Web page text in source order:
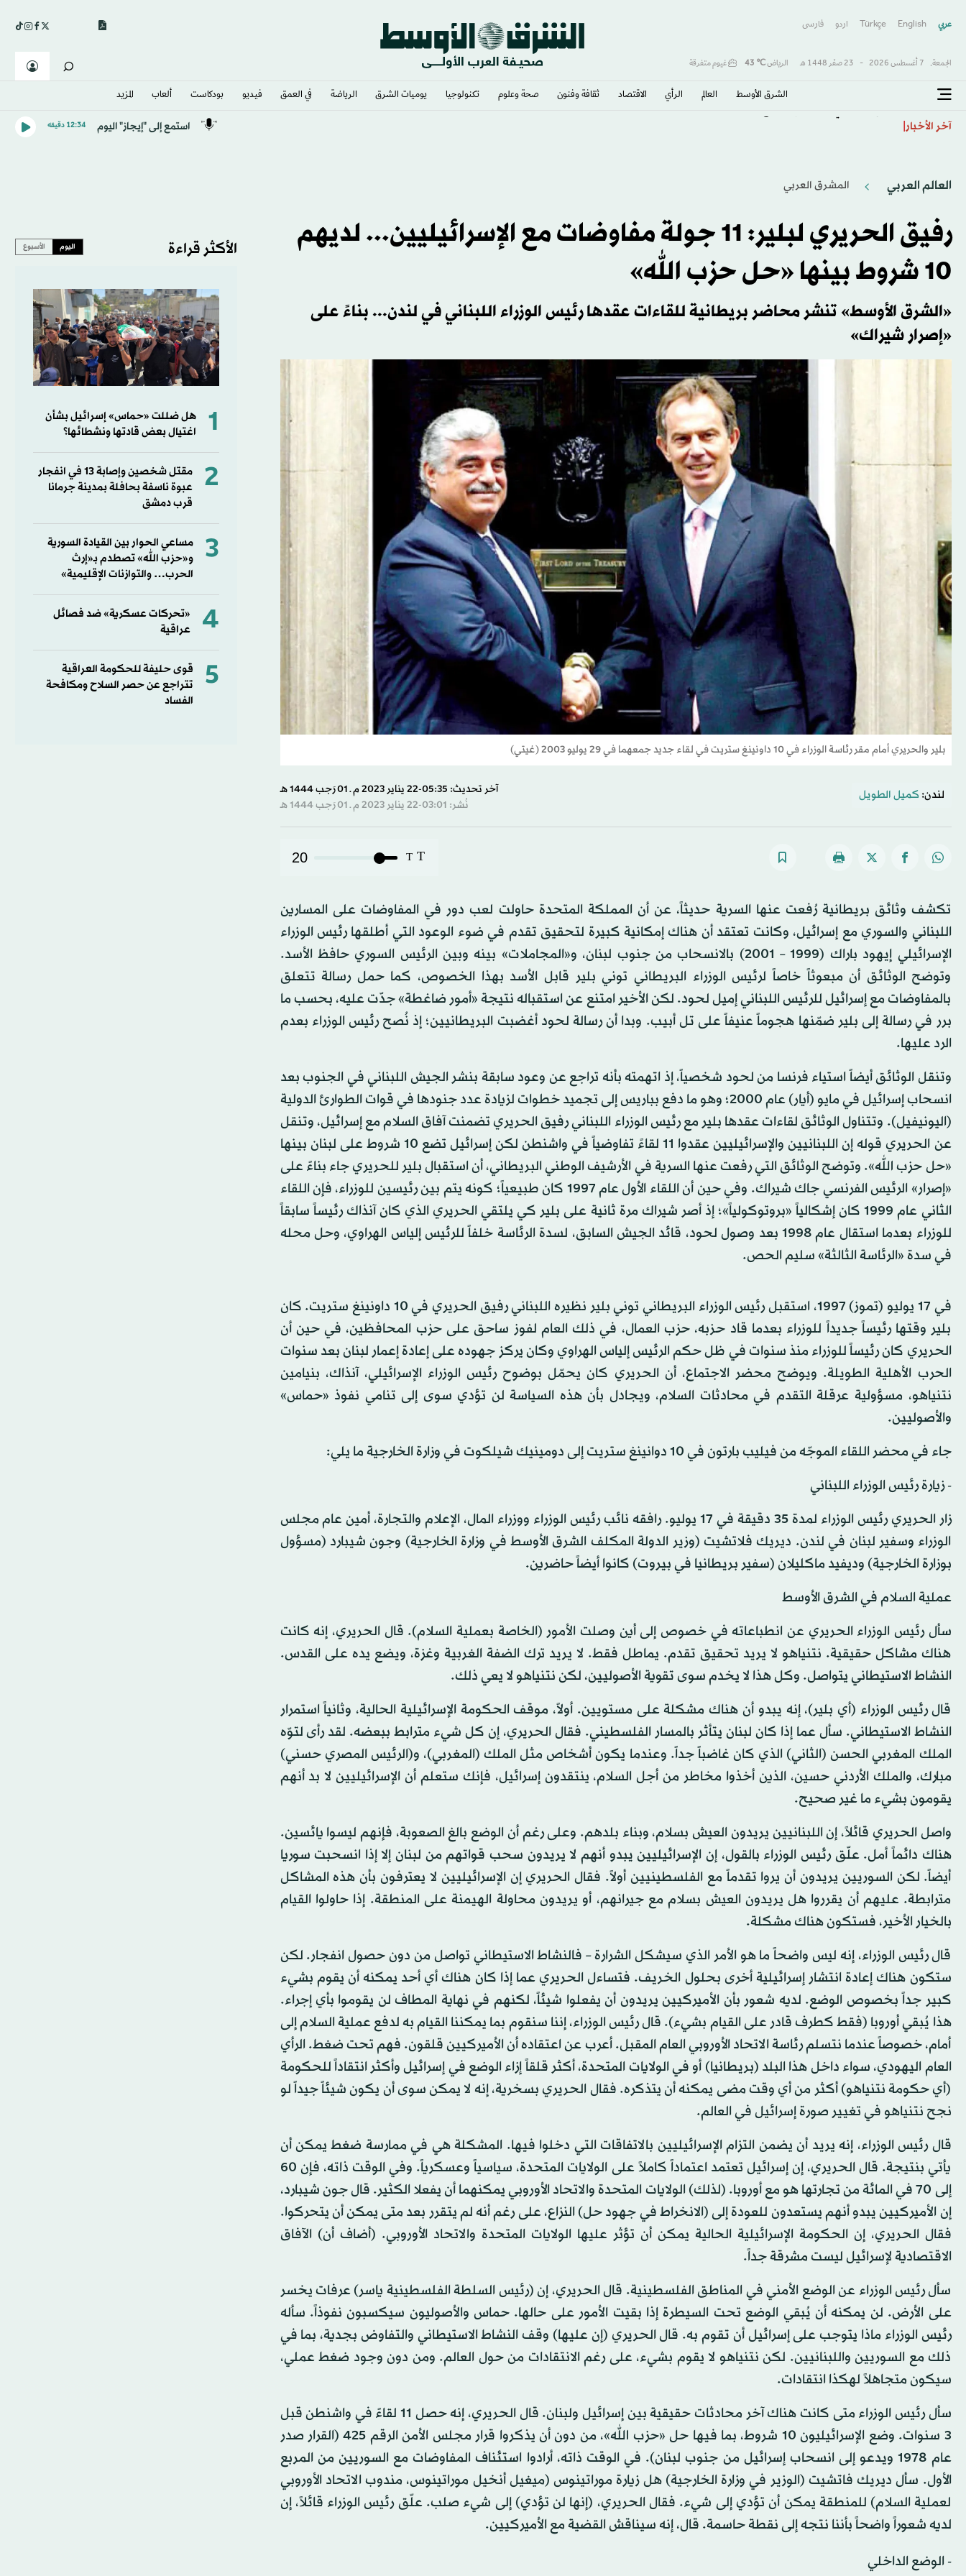
عربي English
Türkçe اردو فارسى
الجمعة, 7 أغسطس 2026 - 23 صفَر 1448 هـ الرياض℃
43 غيوم متفرقة
الشرق الأوسط​ العالم الرأي الاقتصاد ثقافة وفنون صحة وعلوم تكنولوجيا يوميات الشرق​ الرياضة في العمق فيديو بودكاست ألعاب المزيد
آخر الأخبار استمع إلى "إيجاز" اليوم 12:34 دقيقه
العالم العربي المشرق العربي
رفيق الحريري لبلير: 11 جولة مفاوضات مع الإسرائيليين... لديهم
10 شروط بينها «حل حزب الله»
«الشرق الأوسط» تنشر محاضر بريطانية للقاءات عقدها رئيس الوزراء اللبناني في لندن... بناءً على
«إصرار شيراك»
بلير والحريري أمام مقر رئاسة الوزراء في 10 داونينغ ستريت في لقاء جديد جمعهما في 29 يوليو 2003 (غيتي)
لندن: كميل الطويل
آخر تحديث: 05:35-22 يناير 2023 م ـ 01 رَجب 1444 هـ
نُشر: 03:01-22 يناير 2023 م ـ 01 رَجب 1444 هـ
T
T
20
تكشف وثائق بريطانية رُفعت عنها السرية حديثاً، عن أن المملكة المتحدة حاولت لعب دور في المفاوضات على المسارين
اللبناني والسوري مع إسرائيل، وكانت تعتقد أن هناك إمكانية كبيرة لتحقيق تقدم في ضوء الوعود التي أطلقها رئيس الوزراء
الإسرائيلي إيهود باراك (1999 – 2001) بالانسحاب من جنوب لبنان، و«المجاملات» بينه وبين الرئيس السوري حافظ الأسد.
وتوضح الوثائق أن مبعوثاً خاصاً لرئيس الوزراء البريطاني توني بلير قابل الأسد بهذا الخصوص، كما حمل رسالة تتعلق
بالمفاوضات مع إسرائيل للرئيس اللبناني إميل لحود. لكن الأخير امتنع عن استقباله نتيجة «أمور ضاغطة» جدّت عليه، بحسب ما
برر في رسالة إلى بلير ضمّنها هجوماً عنيفاً على تل أبيب. وبدا أن رسالة لحود أغضبت البريطانيين؛ إذ نُصح رئيس الوزراء بعدم
الرد عليها.
وتنقل الوثائق أيضاً استياء فرنسا من لحود شخصياً، إذ اتهمته بأنه تراجع عن وعود سابقة بنشر الجيش اللبناني في الجنوب بعد
انسحاب إسرائيل في مايو (أيار) عام 2000؛ وهو ما دفع بباريس إلى تجميد خطوات لزيادة عدد جنودها في قوات الطوارئ الدولية
(اليونيفيل). وتتناول الوثائق لقاءات عقدها بلير مع رئيس الوزراء اللبناني رفيق الحريري تضمنت آفاق السلام مع إسرائيل، وتنقل
عن الحريري قوله إن اللبنانيين والإسرائيليين عقدوا 11 لقاءً تفاوضياً في واشنطن لكن إسرائيل تضع 10 شروط على لبنان بينها
«حل حزب الله». وتوضح الوثائق التي رفعت عنها السرية في الأرشيف الوطني البريطاني، أن استقبال بلير للحريري جاء بناءً على
«إصرار» الرئيس الفرنسي جاك شيراك. وفي حين أن اللقاء الأول عام 1997 كان طبيعياً؛ كونه يتم بين رئيسين للوزراء، فإن اللقاء
الثاني عام 1999 كان إشكالياً «بروتوكولياً»؛ إذ أصر شيراك مرة ثانية على بلير كي يلتقي الحريري الذي كان آنذاك رئيساً سابقاً
للوزراء بعدما استقال عام 1998 بعد وصول لحود، قائد الجيش السابق، لسدة الرئاسة خلفاً للرئيس إلياس الهراوي، وحل محله
في سدة «الرئاسة الثالثة» سليم الحص.
في 17 يوليو (تموز) 1997، استقبل رئيس الوزراء البريطاني توني بلير نظيره اللبناني رفيق الحريري في 10 داونينغ ستريت. كان
بلير وقتها رئيساً جديداً للوزراء بعدما قاد حزبه، حزب العمال، في ذلك العام لفوز ساحق على حزب المحافظين، في حين أن
الحريري كان رئيساً للوزراء منذ سنوات في ظل حكم الرئيس إلياس الهراوي وكان يركز جهوده على إعادة إعمار لبنان بعد سنوات
الحرب الأهلية الطويلة. ويوضح محضر الاجتماع، أن الحريري كان يحمّل بوضوح رئيس الوزراء الإسرائيلي، آنذاك، بنيامين
نتنياهو، مسؤولية عرقلة التقدم في محادثات السلام، ويجادل بأن هذه السياسة لن تؤدي سوى إلى تنامي نفوذ «حماس»
والأصوليين.
جاء في محضر اللقاء الموجّه من فيليب بارتون في 10 دوانينغ ستريت إلى دومينيك شيلكوت في وزارة الخارجية ما يلي:
- زيارة رئيس الوزراء اللبناني
زار الحريري رئيس الوزراء لمدة 35 دقيقة في 17 يوليو. رافقه نائب رئيس الوزراء ووزراء المال، الإعلام والتجارة، أمين عام مجلس
الوزراء وسفير لبنان في لندن. ديريك فلاتشيت (وزير الدولة المكلف الشرق الأوسط في وزارة الخارجية) وجون شيبارد (مسؤول
بوزارة الخارجية) وديفيد ماكليلان (سفير بريطانيا في بيروت) كانوا أيضاً حاضرين.
عملية السلام في الشرق الأوسط
سأل رئيس الوزراء الحريري عن انطباعاته في خصوص إلى أين وصلت الأمور (الخاصة بعملية السلام). قال الحريري، إنه كانت
هناك مشاكل حقيقية. نتنياهو لا يريد تحقيق تقدم. يماطل فقط. لا يريد ترك الضفة الغربية وغزة، ويضع يده على القدس.
النشاط الاستيطاني يتواصل. وكل هذا لا يخدم سوى تقوية الأصوليين، لكن نتنياهو لا يعي ذلك.
قال رئيس الوزراء (أي بلير)، إنه يبدو أن هناك مشكلة على مستويين. أولاً، موقف الحكومة الإسرائيلية الحالية، وثانياً استمرار
النشاط الاستيطاني. سأل عما إذا كان لبنان يتأثر بالمسار الفلسطيني. فقال الحريري، إن كل شيء مترابط ببعضه. لقد رأى لتوّه
الملك المغربي الحسن (الثاني) الذي كان غاضباً جداً. وعندما يكون أشخاص مثل الملك (المغربي)، و(الرئيس المصري حسني)
مبارك، والملك الأردني حسين، الذين أخذوا مخاطر من أجل السلام، ينتقدون إسرائيل، فإنك ستعلم أن الإسرائيليين لا بد أنهم
يقومون بشيء ما غير صحيح.
واصل الحريري قائلاً، إن اللبنانيين يريدون العيش بسلام، وبناء بلدهم. وعلى رغم أن الوضع بالغ الصعوبة، فإنهم ليسوا يائسين.
هناك دائماً أمل. علّق رئيس الوزراء بالقول، إن الإسرائيليين يبدو أنهم لا يريدون سحب قواتهم من لبنان إلا إذا انسحبت سوريا
أيضاً. لكن السوريين يريدون أن يروا تقدماً مع الفلسطينيين أولاً. فقال الحريري إن الإسرائيليين لا يعترفون بأن هذه المشاكل
مترابطة. عليهم أن يقرروا هل يريدون العيش بسلام مع جيرانهم، أو يريدون محاولة الهيمنة على المنطقة. إذا حاولوا القيام
بالخيار الأخير، فستكون هناك مشكلة.
قال رئيس الوزراء، إنه ليس واضحاً ما هو الأمر الذي سيشكل الشرارة – فالنشاط الاستيطاني تواصل من دون حصول انفجار. لكن
ستكون هناك إعادة انتشار إسرائيلية أخرى بحلول الخريف. فتساءل الحريري عما إذا كان هناك أي أحد يمكنه أن يقوم بشيء
كبير جداً بخصوص الوضع. لديه شعور بأن الأميركيين يريدون أن يفعلوا شيئاً، لكنهم في نهاية المطاف لن يقوموا بأي إجراء.
هذا يُبقي أوروبا (فقط كطرف قادر على القيام بشيء). قال رئيس الوزراء، إننا سنقوم بما يمكننا القيام به لدفع عملية السلام إلى
أمام، خصوصاً عندما نتسلم رئاسة الاتحاد الأوروبي العام المقبل. أعرب عن اعتقاده أن الأميركيين قلقون. فهم تحت ضغط. الرأي
العام اليهودي، سواء داخل هذا البلد (بريطانيا) أو في الولايات المتحدة، أكثر قلقاً إزاء الوضع في إسرائيل وأكثر انتقاداً للحكومة
(أي حكومة نتنياهو) أكثر من أي وقت مضى يمكنه أن يتذكره. فقال الحريري بسخرية، إنه لا يمكن سوى أن يكون شيئاً جيداً لو
نجح نتنياهو في تغيير صورة إسرائيل في العالم.
قال رئيس الوزراء، إنه يريد أن يضمن التزام الإسرائيليين بالاتفاقات التي دخلوا فيها. المشكلة هي في ممارسة ضغط يمكن أن
يأتي بنتيجة. قال الحريري، إن إسرائيل تعتمد اعتماداً كاملاً على الولايات المتحدة، سياسياً وعسكرياً. وفي الوقت ذاته، فإن 60
إلى 70 في المائة من تجارتها هو مع أوروبا. (لذلك) الولايات المتحدة والاتحاد الأوروبي يمكنهما أن يفعلا الكثير. قال جون شيبارد،
إن الأميركيين يبدو أنهم يستعدون للعودة إلى (الانخراط في جهود حل) النزاع، على رغم أنه لم يتقرر بعد متى يمكن أن يتحركوا.
فقال الحريري، إن الحكومة الإسرائيلية الحالية يمكن أن تؤثر عليها الولايات المتحدة والاتحاد الأوروبي. (أضاف أن) الآفاق
الاقتصادية لإسرائيل ليست مشرقة جداً.
سأل رئيس الوزراء عن الوضع الأمني في المناطق الفلسطينية. قال الحريري، إن (رئيس السلطة الفلسطينية ياسر) عرفات يخسر
على الأرض. لن يمكنه أن يُبقي الوضع تحت السيطرة إذا بقيت الأمور على حالها. حماس والأصوليون سيكسبون نفوذاً. سأله
رئيس الوزراء ماذا يتوجب على إسرائيل أن تقوم به. قال الحريري (إن عليها) وقف النشاط الاستيطاني والتفاوض بجدية، بما في
ذلك مع السوريين واللبنانيين. لكن نتنياهو لا يقوم بشيء، على رغم الانتقادات من حول العالم. ومن دون وجود ضغط عملي،
سيكون متجاهلاً لهكذا انتقادات.
سأل رئيس الوزراء متى كانت هناك آخر محادثات حقيقية بين إسرائيل ولبنان. قال الحريري، إنه حصل 11 لقاءً في واشنطن قبل
3 سنوات. وضع الإسرائيليون 10 شروط، بما فيها حل «حزب الله»، من دون أن يذكروا قرار مجلس الأمن الرقم 425 (القرار صدر
عام 1978 ويدعو إلى انسحاب إسرائيل من جنوب لبنان). في الوقت ذاته، أرادوا استئناف المفاوضات مع السوريين من المربع
الأول. سأل ديريك فاتشيت (الوزير في وزارة الخارجية) هل زيارة موراتينوس (ميغيل أنخيل موراتينوس، مندوب الاتحاد الأوروبي
لعملية السلام) للمنطقة يمكن أن تؤدي إلى شيء. فقال الحريري، (إنها لن تؤدي) إلى شيء صلب. علّق رئيس الوزراء قائلاً، إن
لديه شعوراً واضحاً بأننا نتجه إلى نقطة حاسمة. قال، إنه سيناقش القضية مع الأميركيين.
- الوضع الداخلي
الأكثر قراءة اليوم الأسبوع
1
هل ضللت «حماس» إسرائيل بشأن
اغتيال بعض قادتها ونشطائها؟
2
مقتل شخصين وإصابة 13 في انفجار
عبوة ناسفة بحافلة بمدينة جرمانا
قرب دمشق
3
مساعي الحوار بين القيادة السورية
و«حزب الله» تصطدم بـ«إرث
الحرب… والتوازنات الإقليمية»
4
«تحركات عسكرية» ضد فصائل
عراقية
5
قوى حليفة للحكومة العراقية
تتراجع عن حصر السلاح ومكافحة
الفساد